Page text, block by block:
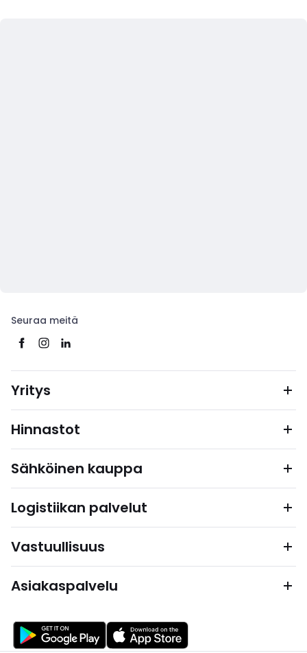
Seuraa meitä
Yritys
Hinnastot
Sähköinen kauppa
Logistiikan palvelut
Vastuullisuus
Asiakaspalvelu